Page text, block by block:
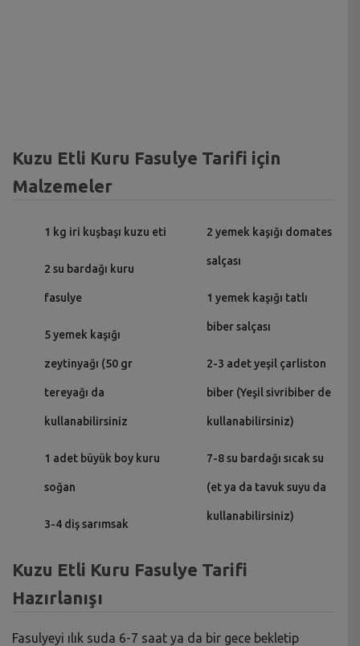
Kuzu Etli Kuru Fasulye Tarifi için
Malzemeler
1 kg iri kuşbaşı kuzu eti
2 su bardağı kuru
fasulye
5 yemek kaşığı
zeytinyağı (50 gr
tereyağı da
kullanabilirsiniz
1 adet büyük boy kuru
soğan
3-4 diş sarımsak
2 yemek kaşığı domates
salçası
1 yemek kaşığı tatlı
biber salçası
2-3 adet yeşil çarliston
biber (Yeşil sivribiber de
kullanabilirsiniz)
7-8 su bardağı sıcak su
(et ya da tavuk suyu da
kullanabilirsiniz)
Kuzu Etli Kuru Fasulye Tarifi
Hazırlanışı
Fasulyeyi ılık suda 6-7 saat ya da bir gece bekletip